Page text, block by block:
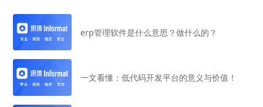
erp管理软件是什么意思？做什么的？
一文看懂：低代码开发平台的意义与价值！